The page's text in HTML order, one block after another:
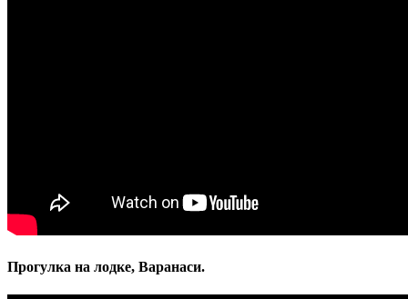
Прогулка на лодке, Варанаси.